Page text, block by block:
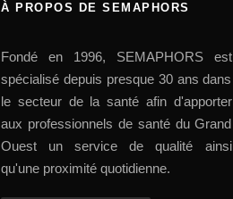
À PROPOS DE SEMAPHORS
Fondé en 1996, SEMAPHORS est
spécialisé depuis presque 30 ans dans
le secteur de la santé afin d'apporter
aux professionnels de santé du Grand
Ouest un service de qualité ainsi
qu'une proximité quotidienne.